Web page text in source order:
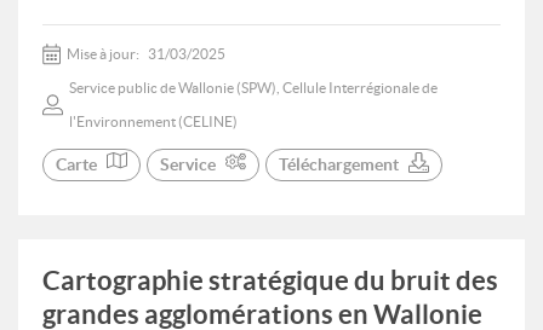
Mise à jour: 31/03/2025
Service public de Wallonie (SPW), Cellule Interrégionale de
l'Environnement (CELINE)
Carte Service Téléchargement
Cartographie stratégique du bruit des
grandes agglomérations en Wallonie